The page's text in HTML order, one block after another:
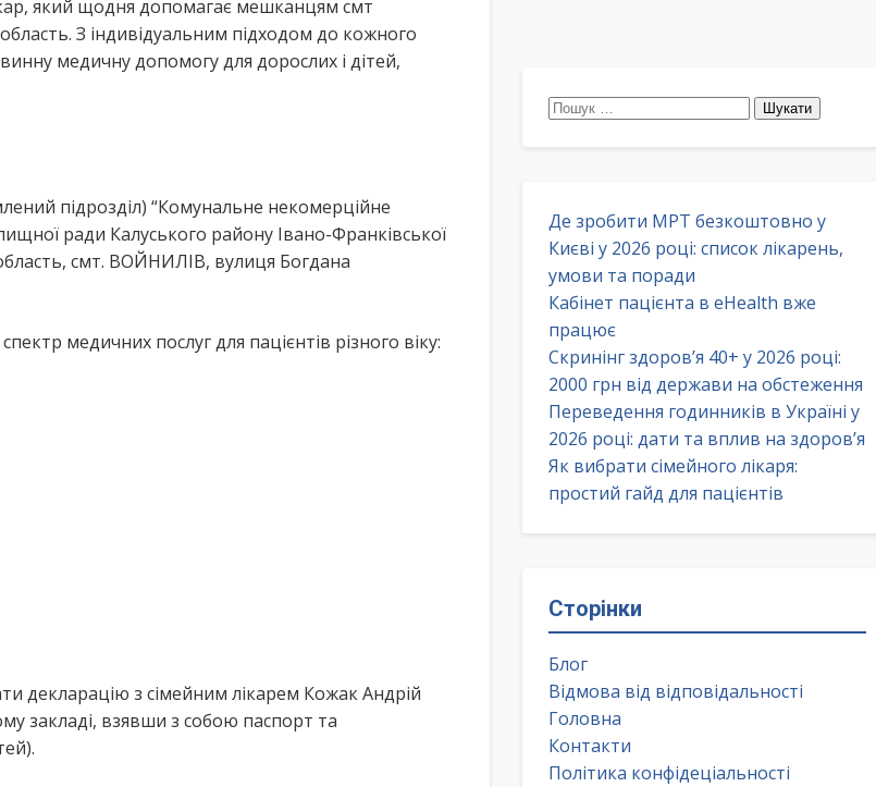
який щодня допомагає мешканцям смт
З індивідуальним підходом до кожного
медичну допомогу для дорослих і дітей,
підрозділ) “Комунальне некомерційне
ради Калуського району Івано-Франківської
смт. ВОЙНИЛІВ, вулиця Богдана
медичних послуг для пацієнтів різного віку:
декларацію з сімейним лікарем Кожак Андрій
закладі, взявши з собою паспорт та
Пошук:
Де зробити МРТ безкоштовно у
Києві у 2026 році: список лікарень,
умови та поради
Кабінет пацієнта в eHealth вже
працює
Скринінг здоров’я 40+ у 2026 році:
2000 грн від держави на обстеження
Переведення годинників в Україні у
2026 році: дати та вплив на здоров’я
Як вибрати сімейного лікаря:
простий гайд для пацієнтів
Сторінки
Блог
Відмова від відповідальності
Головна
Контакти
Політика конфідеціальності